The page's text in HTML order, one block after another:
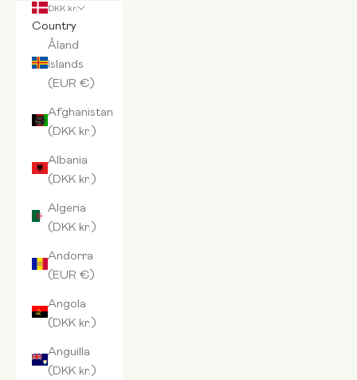
DKK kr.
Country
Åland
Islands
(EUR €)
Afghanistan
(DKK kr.)
Albania
(DKK kr.)
Algeria
(DKK kr.)
Andorra
(EUR €)
Angola
(DKK kr.)
Anguilla
(DKK kr.)